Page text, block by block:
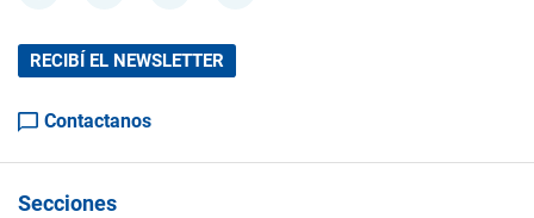
RECIBÍ EL NEWSLETTER
Contactanos
Secciones